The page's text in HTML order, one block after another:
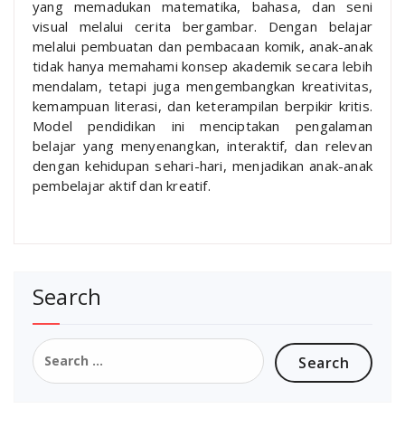
yang memadukan matematika, bahasa, dan seni
visual melalui cerita bergambar. Dengan belajar
melalui pembuatan dan pembacaan komik, anak-anak
tidak hanya memahami konsep akademik secara lebih
mendalam, tetapi juga mengembangkan kreativitas,
kemampuan literasi, dan keterampilan berpikir kritis.
Model pendidikan ini menciptakan pengalaman
belajar yang menyenangkan, interaktif, dan relevan
dengan kehidupan sehari-hari, menjadikan anak-anak
pembelajar aktif dan kreatif.
Search
Search
for: